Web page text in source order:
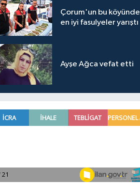
Çorum'un bu köyünde
en iyi fasulyeler yarıştı
Ayşe Ağca vefat etti